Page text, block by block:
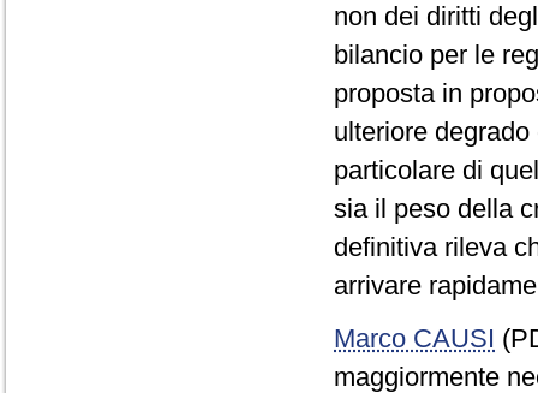
non dei diritti
bilancio per le
proposta in
ulteriore
particolare di
sia il peso della
definitiva rileva
arrivare
Marco CAUSI
maggiormente